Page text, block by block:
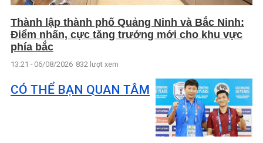
Thành lập thành phố Quảng Ninh và Bắc Ninh:
Điểm nhấn, cực tăng trưởng mới cho khu vực
phía bắc
13:21 - 06/08/2026 832 lượt xem
CÓ THỂ BẠN QUAN TÂM